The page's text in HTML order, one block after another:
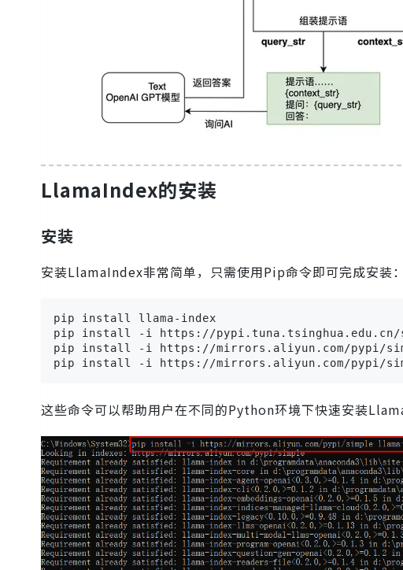
LlamaIndex的安装
安装
安装LlamaIndex非常简单，只需使用Pip命令即可完成安装：
pip install llama-index
pip install -i https://pypi.tuna.tsinghua.edu.cn/
pip install -i https://mirrors.aliyun.com/pypi/
pip install -i https://mirrors.aliyun.com/pypi/
这些命令可以帮助用户在不同的Python环境下快速安装